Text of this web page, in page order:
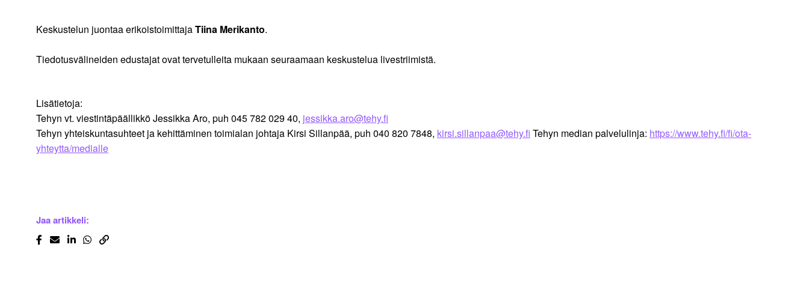
Keskustelun juontaa erikoistoimittajaTiina Merikanto.
Tiedotusvälineiden edustajat ovat tervetulleita mukaan seuraamaan keskustelua livestriimistä.
Lisätietoja:
Tehyn vt. viestintäpäällikkö Jessikka Aro, puh 045 782 029 40, jessikka.aro@tehy.fi
Tehyn yhteiskuntasuhteet ja kehittäminen toimialan johtaja Kirsi Sillanpää, puh 040 820 7848, kirsi.sillanpaa@tehy.fi Tehyn median palvelulinja: https://www.tehy.fi/fi/ota-
yhteytta/medialle
Jaa artikkeli: